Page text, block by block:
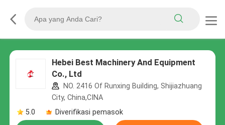
Hebei Best Machinery And Equipment
Co., Ltd
NO. 2416 Of Runxing Building, Shijiazhuang
City, China,CINA
5.0
Diverifikasi pemasok